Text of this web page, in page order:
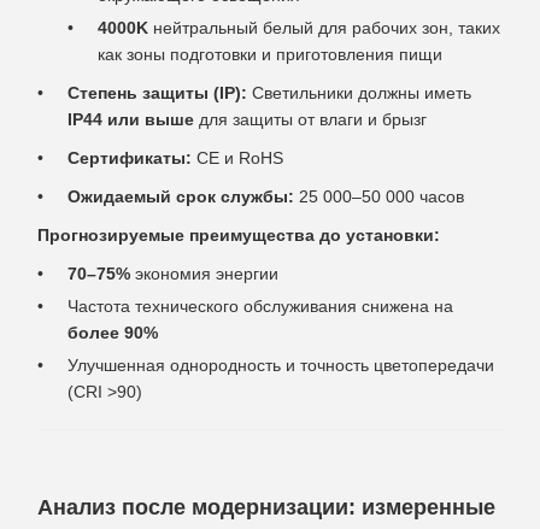
4000K нейтральный белый для рабочих зон, таких
как зоны подготовки и приготовления пищи
Степень защиты (IP): Светильники должны иметь
IP44 или выше для защиты от влаги и брызг
Сертификаты: CE и RoHS
Ожидаемый срок службы: 25 000–50 000 часов
Прогнозируемые преимущества до установки:
70–75% экономия энергии
Частота технического обслуживания снижена на
более 90%
Улучшенная однородность и точность цветопередачи
(CRI >90)
Анализ после модернизации: измеренные